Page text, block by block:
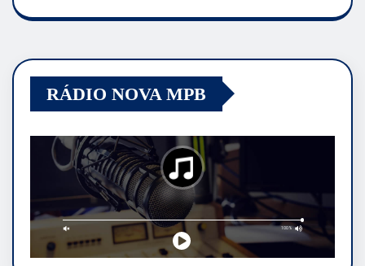
RÁDIO NOVA MPB